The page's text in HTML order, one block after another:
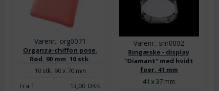
Varenr.: org0071
Organza-chiffon pose.
Rød. 90 mm. 10 stk.
10 stk. 90 x 70 mm
Fra 1
13,00DKK
Varenr.: sm0002
Ringæske - display
"Diamant" med hvidt
foer. 41 mm
41 x 37 mm